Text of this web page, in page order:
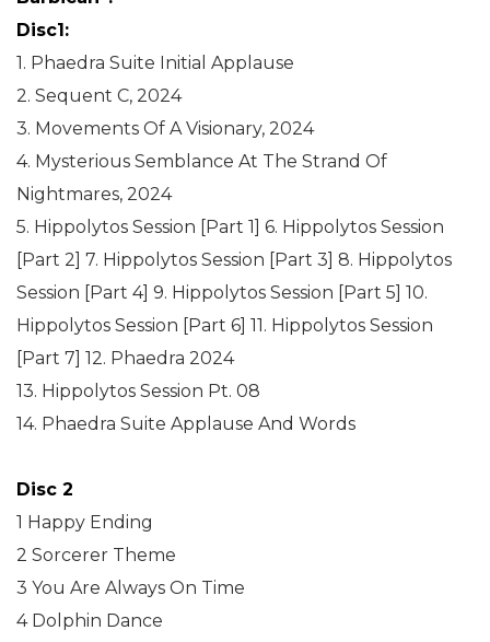
Disc1:
1. Phaedra Suite Initial Applause
2. Sequent C, 2024
3. Movements Of A Visionary, 2024
4. Mysterious Semblance At The Strand Of
Nightmares, 2024
5. Hippolytos Session [Part 1] 6. Hippolytos Session
[Part 2] 7. Hippolytos Session [Part 3] 8. Hippolytos
Session [Part 4] 9. Hippolytos Session [Part 5] 10.
Hippolytos Session [Part 6] 11. Hippolytos Session
[Part 7] 12. Phaedra 2024
13. Hippolytos Session Pt. 08
14. Phaedra Suite Applause And Words
Disc 2
1 Happy Ending
2 Sorcerer Theme
3 You Are Always On Time
4 Dolphin Dance